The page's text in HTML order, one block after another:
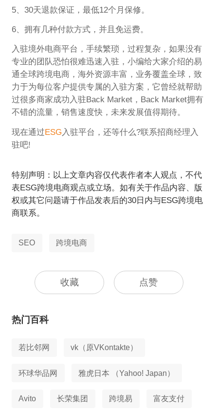
5、30天退款保证，最低12个月保修。
6、拥有几种付款方式，并且免运费。
入驻境外电商平台，手续繁琐，过程复杂，如果没有
专业的团队恐怕很难迅速入驻，小编给大家介绍的易
通全球跨境电商，海外资源丰富，业务覆盖全球，致
力于为每位客户提供专属的入驻方案，它曾经就帮助
过很多商家成功入驻Back Market，Back Market拥有
不错的流量，销售速度快，未来发展值得期待。
现在通过ESG 入驻平台，还等什么?联系招商经理入
驻吧!
特别声明：以上文章内容仅代表作者本人观点，不代
表ESG跨境电商观点或立场。如有关于作品内容、版
权或其它问题请于作品发表后的30日内与ESG跨境电
商联系。
SEO 跨境电商
收藏 点赞
热门百科
若比邻网 vk（原VKontakte）
环球华品网 雅虎日本 （Yahoo! Japan）
Avito 长荣集团 跨境易 富友支付